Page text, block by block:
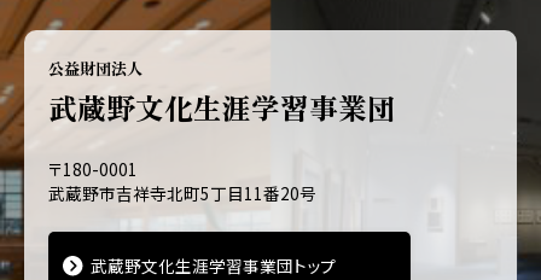
公益財団法人
武蔵野文化生涯学習事業団
〒180-0001
武蔵野市吉祥寺北町5丁目11番20号
武蔵野文化生涯学習事業団トップ